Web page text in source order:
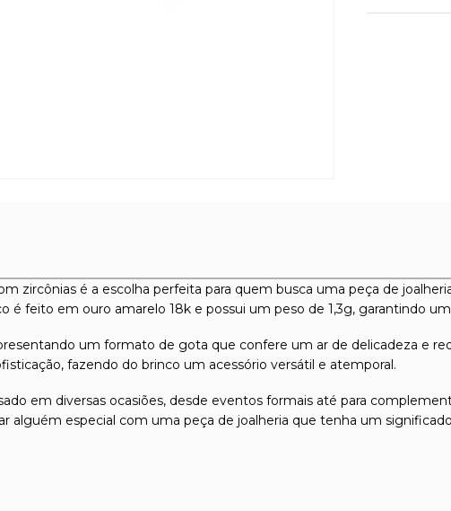
zircônias é a escolha perfeita para quem busca uma peça de
é feito em ouro amarelo 18k e possui um peso de 1,3g, garantindo
um formato de gota que confere um ar de delicadeza e
fazendo do brinco um acessório versátil e atemporal.
em diversas ocasiões, desde eventos formais até para
alguém especial com uma peça de joalheria que tenha um